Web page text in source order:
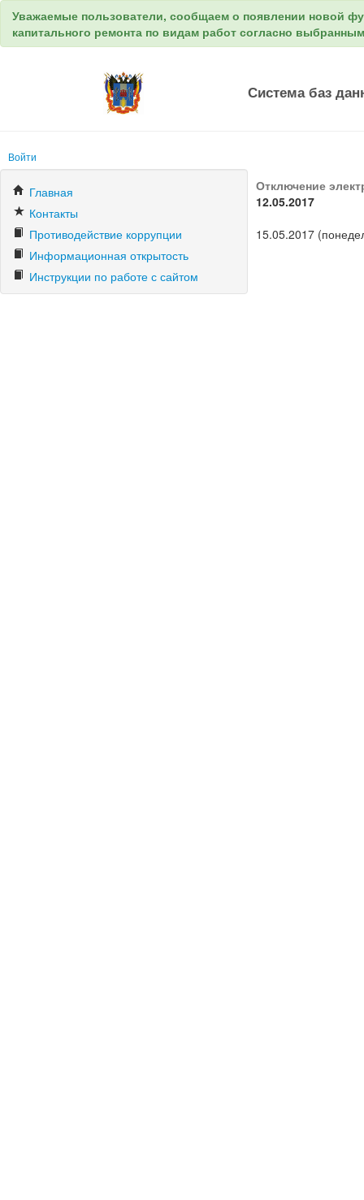
Уважаемые пользователи, сообщаем о появлении новой
капитального ремонта по видам работ согласно
Система баз
Войти
Главная
Контакты
Противодействие коррупции
Информационная открытость
Инструкции по работе с сайтом
Отключение
12.05.2017
15.05.2017